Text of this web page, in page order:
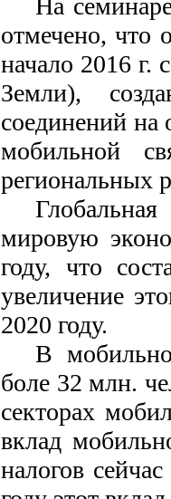
На
отмечено, что
начало 2016 г.
Земли),
соединений на
мобильной
региональных
мировую
году, что
увеличение
2020 году.
В
боле 32 млн.
секторах
вклад
налогов